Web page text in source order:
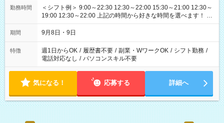
勤務時間
＜シフト例＞ 9:00～22:30 12:30～22:00 15:30～21:00 12:30～
19:00 12:30～22:00 上記の時間から好きな時間を選べます！ ※
時間は変更となる可能性があります
期間 9月8日・9日
特徴 週1日からOK / 履歴書不要 / 副業・WワークOK / シフト勤務 /
電話対応なし / パソコンスキル不要
気になる！ 応募する 詳細へ